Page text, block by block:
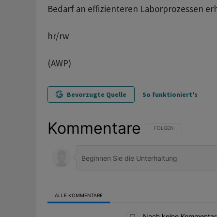
Bedarf an effizienteren Laborprozessen
hr/rw
(AWP)
Bevorzugte Quelle So funktioniert's
Kommentare FOLGE DIESER
FOLGEN
ALLE KOMMENTARE